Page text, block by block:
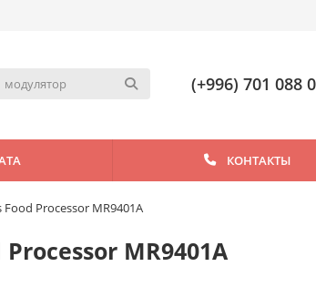
(+996) 701 088
КОНТАКТЫ
Processor MR9401A
MR9401A